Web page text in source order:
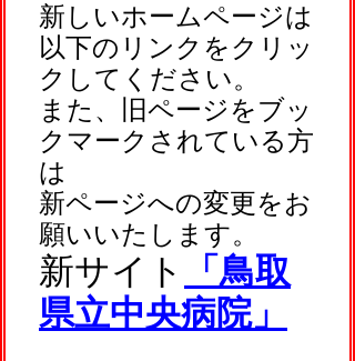
新しいホームページは
以下のリンクをクリッ
クしてください。
また、旧ページをブッ
クマークされている方
は
新ページへの変更をお
願いいたします。
新サイト
「鳥取
県立中央病院」